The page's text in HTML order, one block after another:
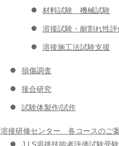
材料試験 機械試験
溶接試験・耐割れ性評
溶接施工法試験支援
損傷調査
接合研究
試験体製作/試作
溶接研修センター 各コースのご
J I S溶接技能者評価試験受